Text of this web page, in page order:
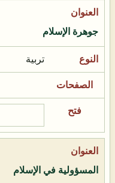
جوهرة الإسلام
تربية
المسؤولية في الإسلام